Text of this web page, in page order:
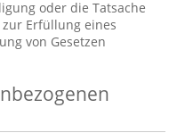
oder die Tatsache
Erfüllung eines
von Gesetzen